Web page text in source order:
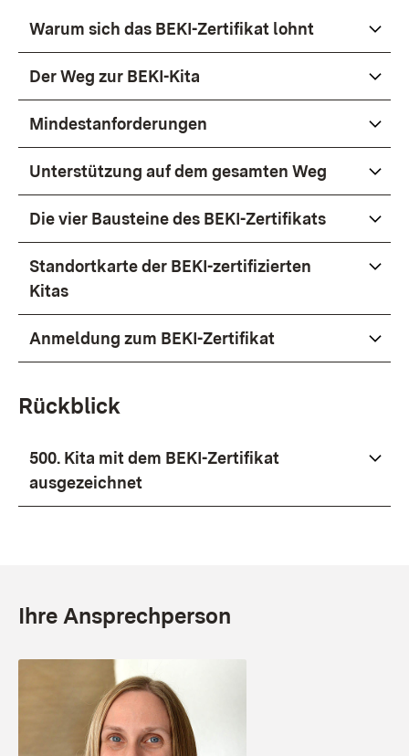
Warum sich das BEKI-Zertifikat lohnt
Der Weg zur BEKI-Kita
Mindestanforderungen
Unterstützung auf dem gesamten Weg
Die vier Bausteine des BEKI-Zertifikats
Standortkarte der BEKI-zertifizierten
Kitas
Anmeldung zum BEKI-Zertifikat
Rückblick
500. Kita mit dem BEKI-Zertifikat
ausgezeichnet
Ihre Ansprechperson